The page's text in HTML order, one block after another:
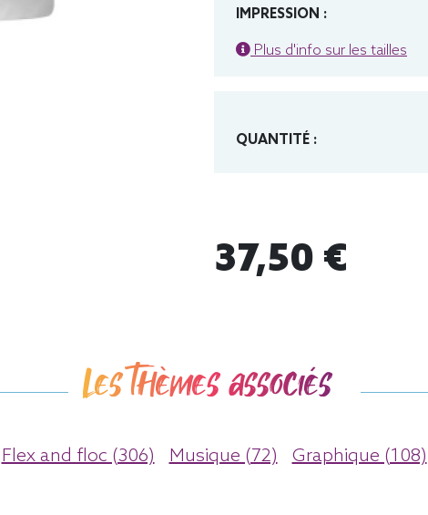
IMPRESSION :
Plus d'info sur les tailles
QUANTITÉ :
37,50 €
Les thèmes associés
Flex and floc (306) Musique (72) Graphique (108)